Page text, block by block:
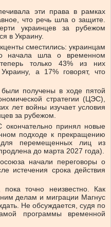
эти права в рамках
что речь шла о защите.
украинцев за рубежом
в Украину.
сместились: украинцам
начала шла о временном
только 43% из них
а 17% говорят, что
получены в ходе пятой
стратегии (ЦЭС),
лет войны изучает условия
за рубежом.
принял новые
подходе к прекращению
перемещенных лиц из
до марта 2027 года).
начали переговоры о
истечения срока действия
точно неизвестно. Как
делам и миграции Магнус
Не обсуждается, судя по
программы временной